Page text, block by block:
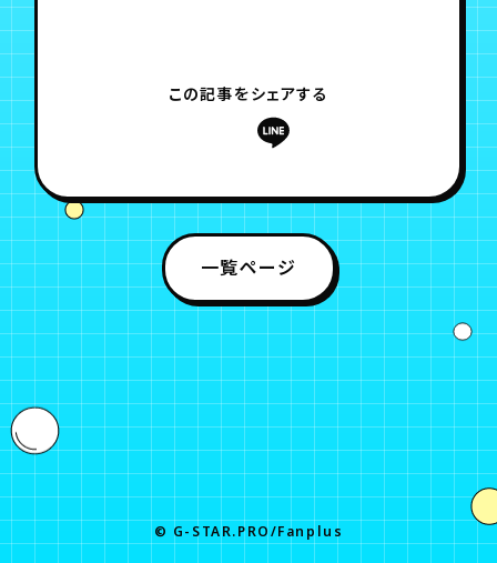
この記事をシェアする
一覧ページ
© G-STAR.PRO/Fanplus